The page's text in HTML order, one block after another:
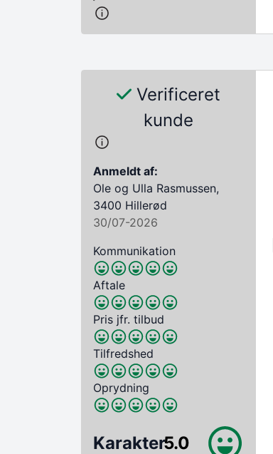
Verificeret
kunde
Anmeldt af:
Ole og Ulla Rasmussen,
3400 Hillerød
30/07-2026
Kommunikation
Aftale
Pris jfr. tilbud
Tilfredshed
Oprydning
Karakter5.0